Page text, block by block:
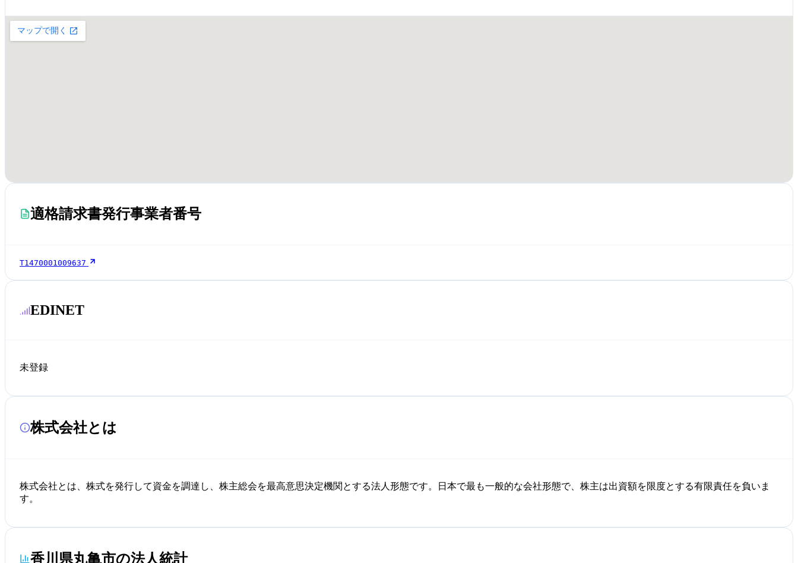
適格請求書発行事業者番号
T1470001009637
EDINET
未登録
株式会社とは
株式会社とは、株式を発行して資金を調達し、株主総会を最高意思決定機関とする法人形態です。日本で最も一般的な会社形態で、株主は出資額を限度とする有限責任を負いま
す。
香川県丸亀市の法人統計